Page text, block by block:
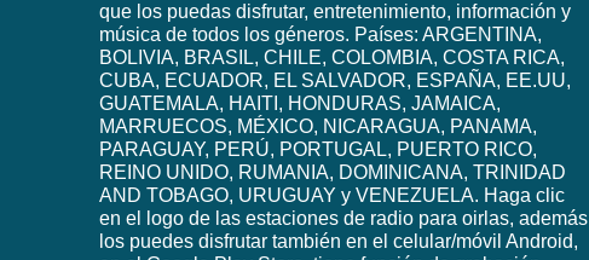
que los puedas disfrutar, entretenimiento, información y
música de todos los géneros. Países: ARGENTINA,
BOLIVIA, BRASIL, CHILE, COLOMBIA, COSTA RICA,
CUBA, ECUADOR, EL SALVADOR, ESPAÑA, EE.UU,
GUATEMALA, HAITI, HONDURAS, JAMAICA,
MARRUECOS, MÉXICO, NICARAGUA, PANAMA,
PARAGUAY, PERÚ, PORTUGAL, PUERTO RICO,
REINO UNIDO, RUMANIA, DOMINICANA, TRINIDAD
AND TOBAGO, URUGUAY y VENEZUELA. Haga clic
en el logo de las estaciones de radio para oirlas, además
los puedes disfrutar también en el celular/móvil Android,